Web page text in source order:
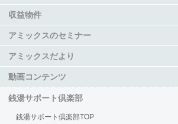
収益物件
アミックスのセミナー
アミックスだより
動画コンテンツ
銭湯サポート倶楽部
銭湯サポート倶楽部TOP